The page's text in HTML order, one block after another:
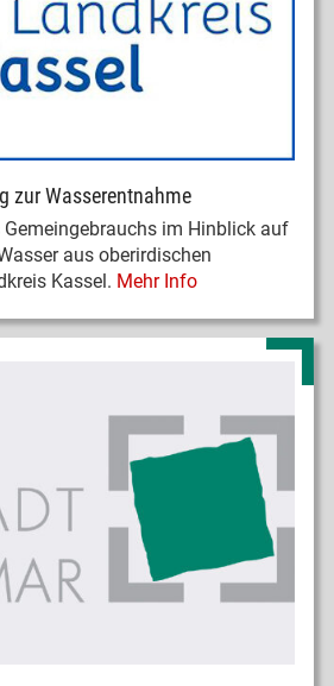
zur Wasserentnahme
Gemeingebrauchs im Hinblick auf
aus oberirdischen
Kassel. Mehr Info